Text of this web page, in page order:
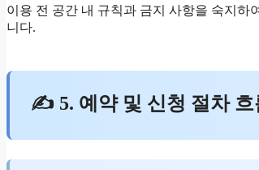
이용 전 공간 내 규칙과 금지 사항을 숙지하
니다.
✍ 5. 예약 및 신청 절차 흐